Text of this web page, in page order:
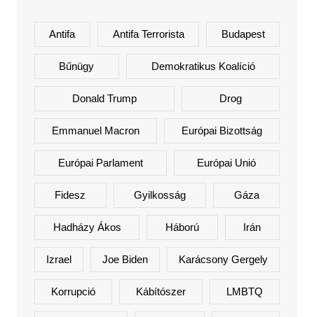
Antifa Antifa Terrorista Budapest
Bűnügy Demokratikus Koalíció
Donald Trump Drog
Emmanuel Macron Európai Bizottság
Európai Parlament Európai Unió
Fidesz Gyilkosság Gáza
Hadházy Ákos Háború Irán
Izrael Joe Biden Karácsony Gergely
Korrupció Kábítószer LMBTQ